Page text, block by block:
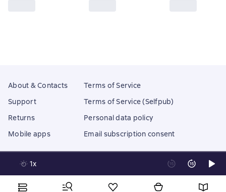
1x
About & Contacts
Support
Returns
Mobile apps
Terms of Service
Terms of Service (Selfpub)
Personal data policy
Email subscription consent
18 Mallow street co. Limerick, Ireland